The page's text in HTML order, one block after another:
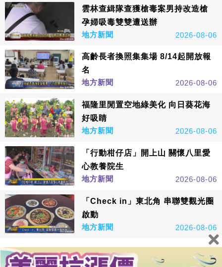
雲林查緝隊查獲槍毒案男持改造槍
孕婦吸毒雙雙遭送辦
地方新聞
2026-08-06
高齡長者換照集集場 8/14起開放報
名
地方新聞
2026-08-06
福隆里閒置空地綠美化 向日葵花海
好吸睛
地方新聞
2026-08-06
「行動柑仔店」開上山 關懷八里愛
心教養院生
地方新聞
2026-08-06
「Check in」東北角 串聯雙觀光圈
啟動
地方新聞
2026-08-06
看更多